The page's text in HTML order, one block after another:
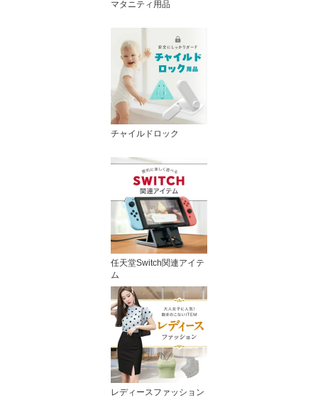
マタニティ用品
チャイルドロック
任天堂Switch関連アイテ
ム
レディースファッション